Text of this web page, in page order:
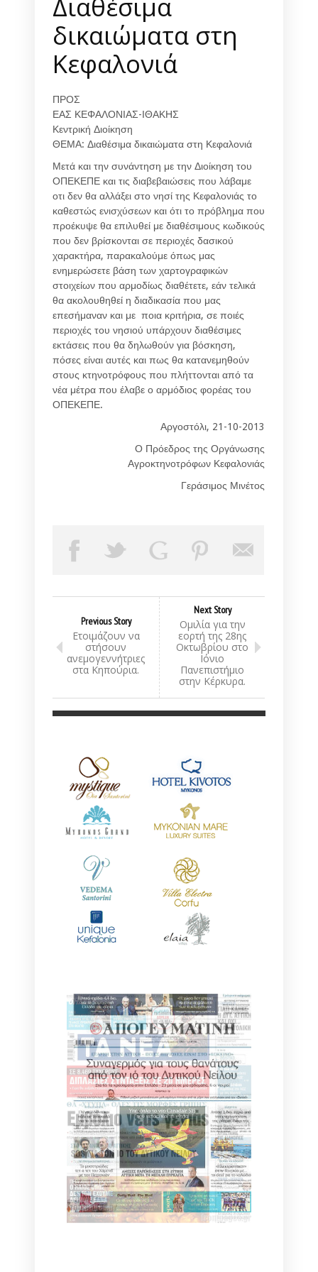
δικαιώματα στη
Κεφαλονιά
ΠΡΟΣ
ΕΑΣ ΚΕΦΑΛΟΝΙΑΣ-ΙΘΑΚΗΣ
Κεντρική Διοίκηση
ΘΕΜΑ: Διαθέσιμα δικαιώματα στη Κεφαλονιά
Μετά και την συνάντηση με την Διοίκηση του
ΟΠΕΚΕΠΕ και τις διαβεβαιώσεις που λάβαμε
οτι δεν θα αλλάξει στο νησί της Κεφαλονιάς το
καθεστώς ενισχύσεων και ότι το πρόβλημα που
προέκυψε θα επιλυθεί με διαθέσιμους κωδικούς
που δεν βρίσκονται σε περιοχές δασικού
χαρακτήρα, παρακαλούμε όπως μας
ενημερώσετε βάση των χαρτογραφικών
στοιχείων που αρμοδίως διαθέτετε, εάν τελικά
θα ακολουθηθεί η διαδικασία που μας
επεσήμαναν και με ποια κριτήρια, σε ποιές
περιοχές του νησιού υπάρχουν διαθέσιμες
εκτάσεις που θα δηλωθούν για βόσκηση,
πόσες είναι αυτές και πως θα κατανεμηθούν
στους κτηνοτρόφους που πλήττονται από τα
νέα μέτρα που έλαβε ο αρμόδιος φορέας του
ΟΠΕΚΕΠΕ.
Αργοστόλι, 21-10-2013
Ο Πρόεδρος της Οργάνωσης
Αγροκτηνοτρόφων Κεφαλονιάς
Γεράσιμος Μινέτος
Previous Story
Ετοιμάζουν να
στήσουν
ανεμογεννήτριες
στα Κηπούρια.
Next Story
Ομιλία για την
εορτή της 28ης
Οκτωβρίου στο
Ιόνιο
Πανεπιστήμιο
στην Κέρκυρα.